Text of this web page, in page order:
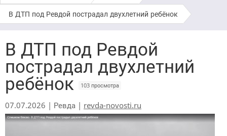
В ДТП под Ревдой пострадал двухлетний ребёнок
В ДТП под Ревдой
пострадал двухлетний
ребёнок 103 просмотра
07.07.2026 | Ревда | revda-novosti.ru